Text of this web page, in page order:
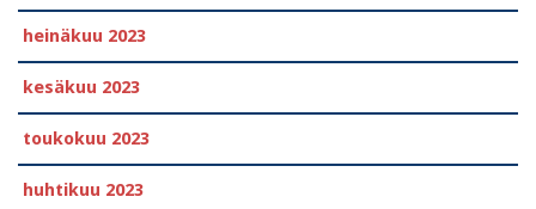
heinäkuu 2023
kesäkuu 2023
toukokuu 2023
huhtikuu 2023